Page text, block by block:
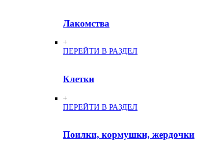
Лакомства
+
ПЕРЕЙТИ В РАЗДЕЛ
Клетки
+
ПЕРЕЙТИ В РАЗДЕЛ
Поилки, кормушки, жердочки